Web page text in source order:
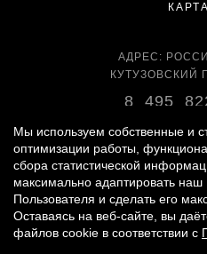
АДРЕС:
КУТУЗОВСКИЙ
8 495
ВРЕМЯ
ЕЖЕДНЕВНО С
© 2007 - 2026
Мы используем собственные и
оптимизации работы,
сбора статистической
максимально адаптировать наш
Пользователя и сделать его
Оставаясь на веб-сайте, вы
файлов cookie в соответствии с